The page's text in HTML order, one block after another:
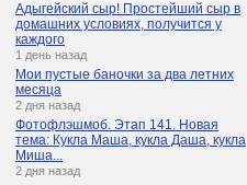
Адыгейский сыр! Простейший сыр в
домашних условиях, получится у
каждого
1 день назад
Мои пустые баночки за два летних
месяца
2 дня назад
Фотофлэшмоб. Этап 141. Новая
тема: Кукла Маша, кукла Даша, кукла
Миша...
2 дня назад